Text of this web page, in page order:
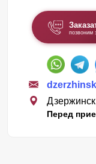
позвоним
Перед